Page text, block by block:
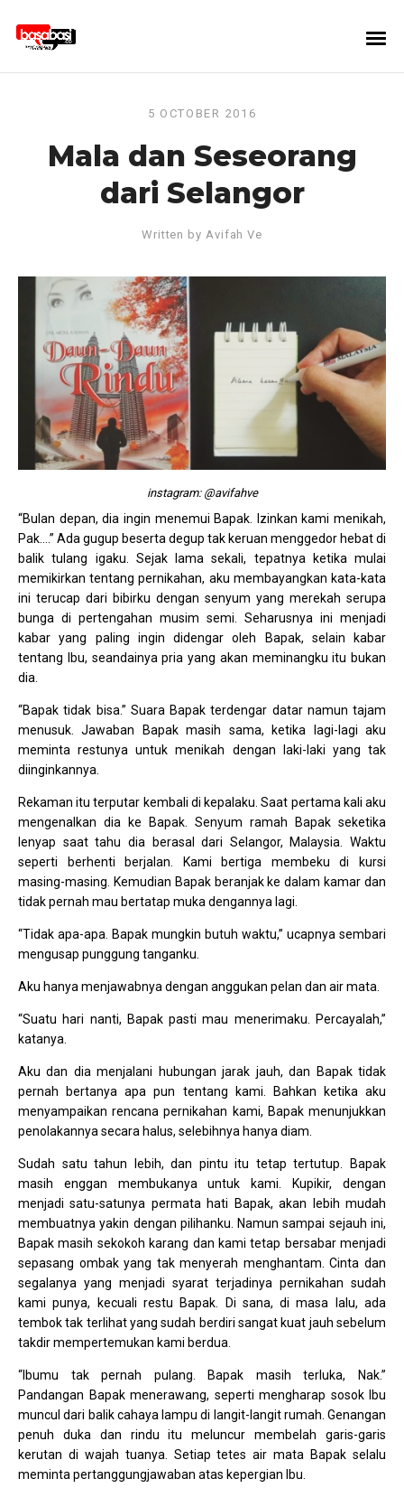
5 OCTOBER 2016
Mala dan Seseorang
dari Selangor
Written by Avifah Ve
instagram: @avifahve
“Bulan depan, dia ingin menemui Bapak. Izinkan kami menikah,
Pak….” Ada gugup beserta degup tak keruan menggedor hebat di
balik tulang igaku. Sejak lama sekali, tepatnya ketika mulai
memikirkan tentang pernikahan, aku membayangkan kata-kata
ini terucap dari bibirku dengan senyum yang merekah serupa
bunga di pertengahan musim semi. Seharusnya ini menjadi
kabar yang paling ingin didengar oleh Bapak, selain kabar
tentang Ibu, seandainya pria yang akan meminangku itu bukan
dia.
“Bapak tidak bisa.” Suara Bapak terdengar datar namun tajam
menusuk. Jawaban Bapak masih sama, ketika lagi-lagi aku
meminta restunya untuk menikah dengan laki-laki yang tak
diinginkannya.
Rekaman itu terputar kembali di kepalaku. Saat pertama kali aku
mengenalkan dia ke Bapak. Senyum ramah Bapak seketika
lenyap saat tahu dia berasal dari Selangor, Malaysia. Waktu
seperti berhenti berjalan. Kami bertiga membeku di kursi
masing-masing. Kemudian Bapak beranjak ke dalam kamar dan
tidak pernah mau bertatap muka dengannya lagi.
“Tidak apa-apa. Bapak mungkin butuh waktu,” ucapnya sembari
mengusap punggung tanganku.
Aku hanya menjawabnya dengan anggukan pelan dan air mata.
“Suatu hari nanti, Bapak pasti mau menerimaku. Percayalah,”
katanya.
Aku dan dia menjalani hubungan jarak jauh, dan Bapak tidak
pernah bertanya apa pun tentang kami. Bahkan ketika aku
menyampaikan rencana pernikahan kami, Bapak menunjukkan
penolakannya secara halus, selebihnya hanya diam.
Sudah satu tahun lebih, dan pintu itu tetap tertutup. Bapak
masih enggan membukanya untuk kami. Kupikir, dengan
menjadi satu-satunya permata hati Bapak, akan lebih mudah
membuatnya yakin dengan pilihanku. Namun sampai sejauh ini,
Bapak masih sekokoh karang dan kami tetap bersabar menjadi
sepasang ombak yang tak menyerah menghantam. Cinta dan
segalanya yang menjadi syarat terjadinya pernikahan sudah
kami punya, kecuali restu Bapak. Di sana, di masa lalu, ada
tembok tak terlihat yang sudah berdiri sangat kuat jauh sebelum
takdir mempertemukan kami berdua.
“Ibumu tak pernah pulang. Bapak masih terluka, Nak.”
Pandangan Bapak menerawang, seperti mengharap sosok Ibu
muncul dari balik cahaya lampu di langit-langit rumah. Genangan
penuh duka dan rindu itu meluncur membelah garis-garis
kerutan di wajah tuanya. Setiap tetes air mata Bapak selalu
meminta pertanggungjawaban atas kepergian Ibu.